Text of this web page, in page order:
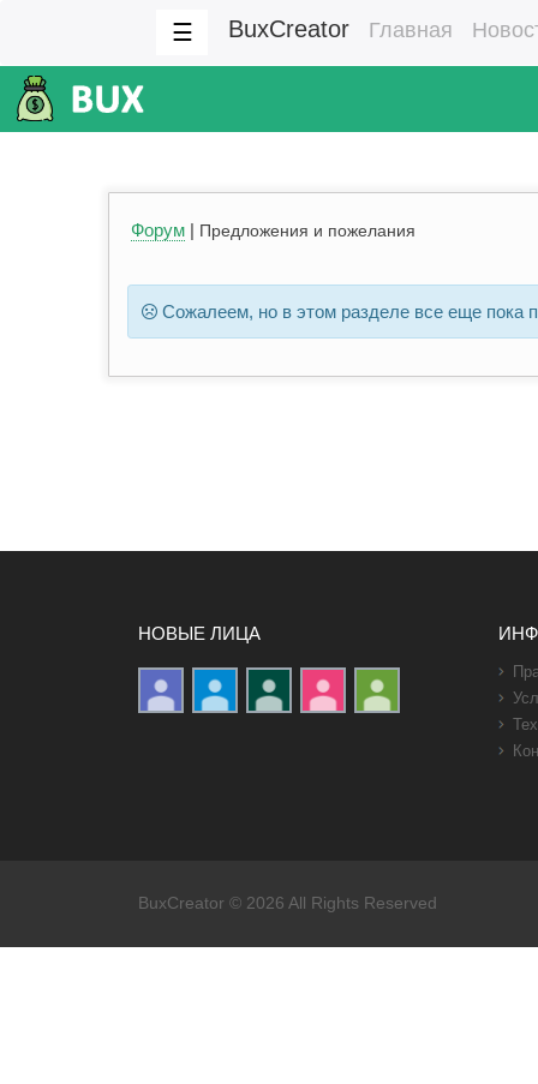
BuxCreator Главная
☰
Форум | Предложения и пожелания
Сожалеем, но в этом разделе все еще пока
НОВЫЕ ЛИЦА
BuxCreator © 2026 All Rights Reserved